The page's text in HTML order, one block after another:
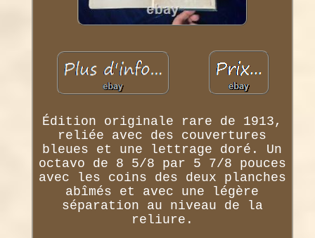
Édition originale rare de 1913,
reliée avec des couvertures
bleues et une lettrage doré. Un
octavo de 8 5/8 par 5 7/8 pouces
avec les coins des deux planches
abîmés et avec une légère
séparation au niveau de la
reliure.